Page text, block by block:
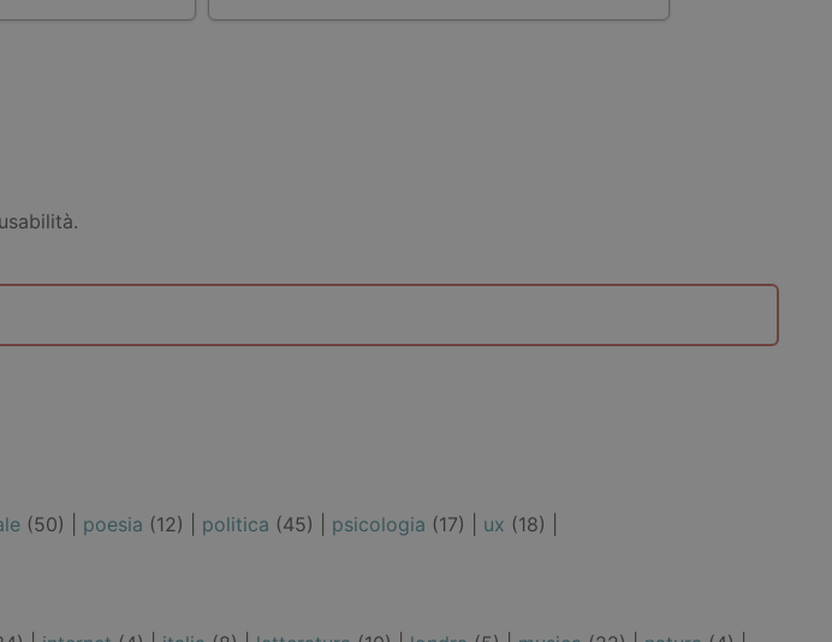
(50) | poesia (12) | politica (45) | psicologia (17) | ux (18) |